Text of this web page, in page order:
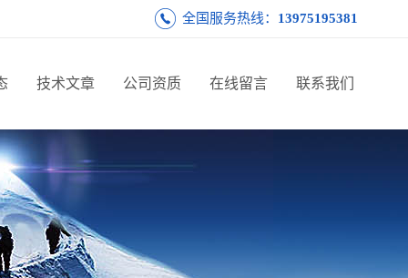
全国服务热线： 13975195381
技术文章 公司资质 在线留言 联系我们